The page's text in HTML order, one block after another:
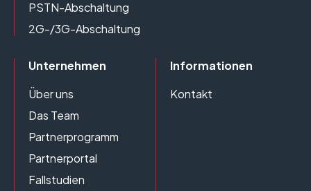
PSTN-Abschaltung
2G-/3G-Abschaltung
Unternehmen
Über uns
Das Team
Partnerprogramm
Partnerportal
Fallstudien
Informationen
Kontakt